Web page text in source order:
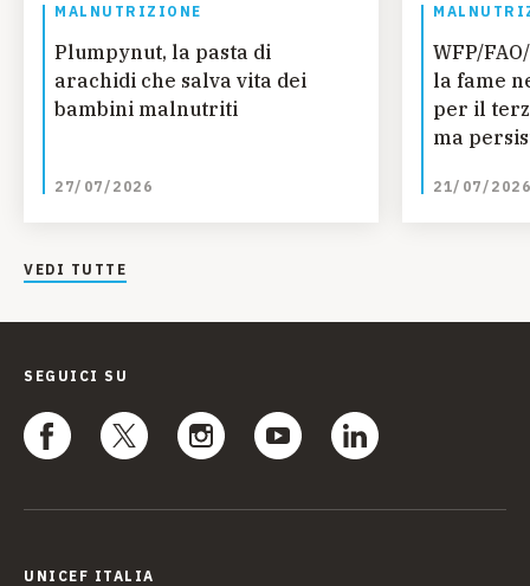
MALNUTRIZIONE
Plumpynut, la pasta di
arachidi che salva vita dei
bambini malnutriti
27/07/2026
WFP/
la fame
per il
ma
ONU
21/07/2026
VEDI TUTTE
SEGUICI SU
UNICEF ITALIA